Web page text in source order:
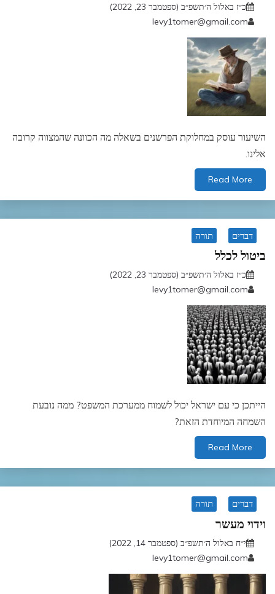
כ״ז באלול ה׳תשפ״ב (ספטמבר 23, 2022)
levy1tomer@gmail.com
השיעור עוסק במחלוקת הפרשנים בשאלה מה הכוונה שהמצווה קרובה
אלינו.
Read More
דברים תורה
ביטול לכלל
כ״ז באלול ה׳תשפ״ב (ספטמבר 23, 2022)
levy1tomer@gmail.com
הייתכן כי עם ישראל יכול לשמוח ממערכת המשפט? ממה נובעת
השמחה המיוחדת הזאת?
Read More
דברים תורה
וידוי מעשר
י״ח באלול ה׳תשפ״ב (ספטמבר 14, 2022)
levy1tomer@gmail.com